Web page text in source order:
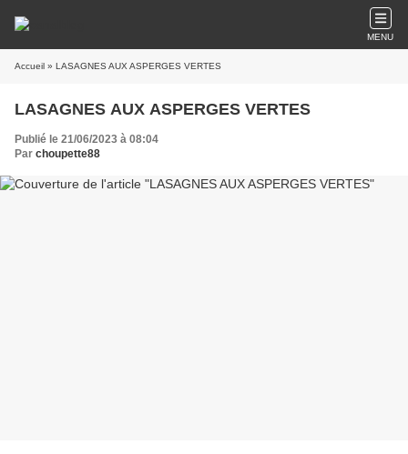
MENU
Accueil » LASAGNES AUX ASPERGES VERTES
LASAGNES AUX ASPERGES VERTES
Publié le 21/06/2023 à 08:04
Par choupette88